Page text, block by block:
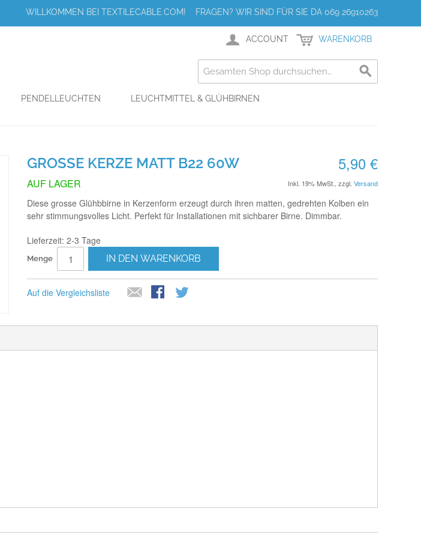
WILLKOMMEN BEI TEXTILECABLE.COM! FRAGEN? WIR SIND FÜR SIE DA 069 26910263
ACCOUNT WARENKORB
PENDELLEUCHTEN
LEUCHTMITTEL & GLÜHBIRNEN
GROSSE KERZE MATT B22 60W 5,90 €
Inkl. 19% MwSt. zzgl. Versand
AUF LAGER
Diese grosse Glühbbirne in Kerzenform erzeugt durch ihren matten, gedrehten Kolben ein
sehr stimmungsvolles Licht. Perfekt für Installationen mit sichbarer Birne. Dimmbar.
Lieferzeit: 2-3 Tage
Menge IN DEN WARENKORB
Auf die Vergleichsliste